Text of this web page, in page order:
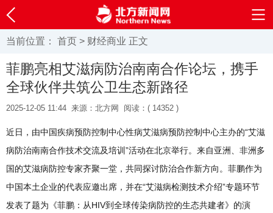
当前位置： 首页 > 财经商业 正文
菲鹏亮相艾滋病防治南南合作论坛，携手
全球伙伴共筑公卫生态新路径
2025-12-05 11:44 来源：北方网 阅读：( 14352 )
近日，由中国疾病预防控制中心性病艾滋病预防控制中心主办的“艾滋
病防治南南合作技术交流及培训”活动在北京举行。来自亚洲、非洲多
国的艾滋病防控专家齐聚一堂，共同探讨防治合作新方向。菲鹏作为
中国本土企业的代表应邀出席，并在“艾滋病检测技术介绍”专题环节
发表了题为《菲鹏：从HIV到全球传染病防控的生态共建者》的演